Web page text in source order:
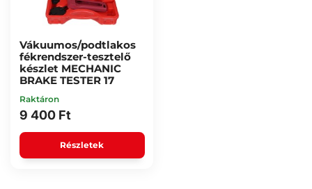
Vákuumos/podtlakos
fékrendszer-tesztelő
készlet MECHANIC
BRAKE TESTER 17
Raktáron
9 400 Ft
Részletek